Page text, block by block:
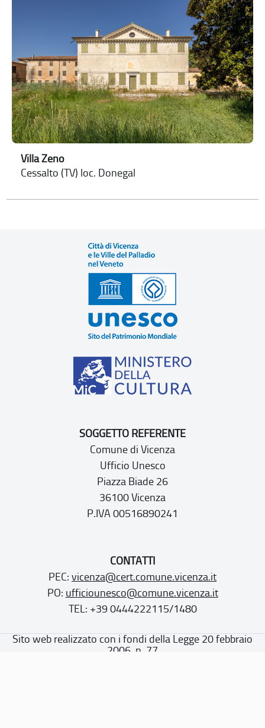
Villa Zeno
Cessalto (TV) loc. Donegal
SOGGETTO REFERENTE
Comune di Vicenza
Ufficio Unesco
Piazza Biade 26
36100 Vicenza
P.IVA 00516890241
CONTATTI
PEC: vicenza@cert.comune.vicenza.it
PO: ufficiounesco@comune.vicenza.it
TEL: +39 0444222115/1480
Sito web realizzato con i fondi della Legge 20 febbraio
2006, n. 77